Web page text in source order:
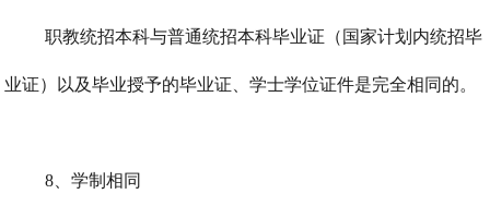
职教统招本科与普通统招本科毕业证（国家计划内统招毕
业证）以及毕业授予的毕业证、学士学位证件是完全相同的。
8、学制相同